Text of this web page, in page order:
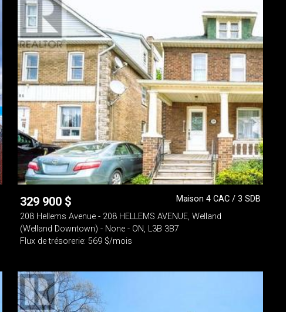
329 900 $
Maison 4 CAC / 3 SDB
208 Hellems Avenue - 208 HELLEMS AVENUE, Welland
(Welland Downtown) - None - ON, L3B 3B7
Flux de trésorerie: 569 $/mois